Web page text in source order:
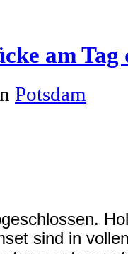
am Tag
Potsdam
sind in